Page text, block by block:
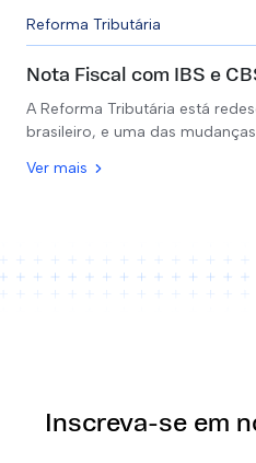
Reforma Tributária
Nota Fiscal com IBS e
A Reforma Tributária está
brasileiro, e uma das
Ver mais
Inscreva-se em